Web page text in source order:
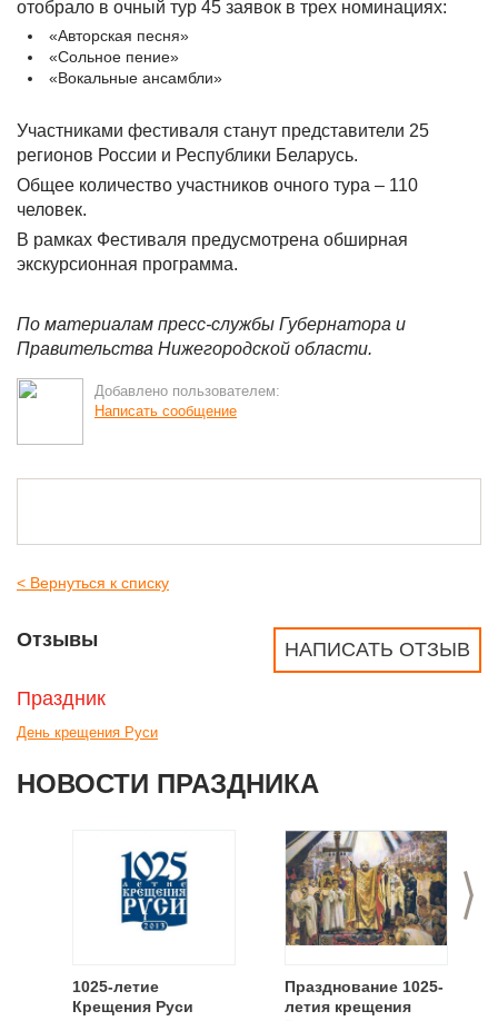
отобрало в очный тур 45 заявок в трех номинациях:
«Авторская песня»
«Сольное пение»
«Вокальные ансамбли»
Участниками фестиваля станут представители 25
регионов России и Республики Беларусь.
Общее количество участников очного тура – 110
человек.
В рамках Фестиваля предусмотрена обширная
экскурсионная программа.
По материалам пресс-службы Губернатора и
Правительства Нижегородской области.
Добавлено пользователем:
Написать сообщение
< Вернуться к списку
НАПИСАТЬ ОТЗЫВ
Отзывы
Праздник
День крещения Руси
НОВОСТИ ПРАЗДНИКА
>
1025-летие
Крещения Руси
Празднование 1025-
летия крещения